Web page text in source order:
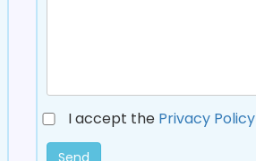
I accept the Privacy Policy